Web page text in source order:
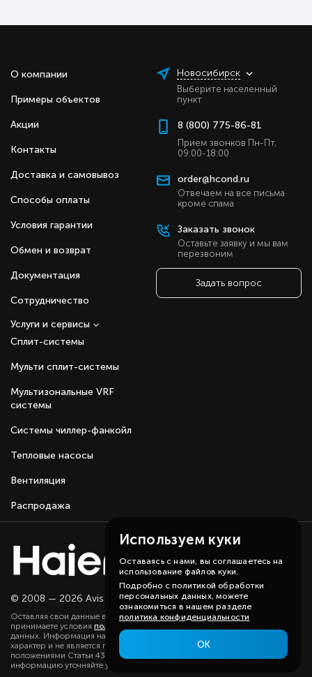
О компании
Примеры объектов
Акции
Контакты
Доставка и самовывоз
Способы оплаты
Условия гарантии
Обмен и возврат
Документация
Сотрудничество
Сплит-системы
Мульти сплит-системы
Мультизональные VRF
системы
Системы чиллер-фанкойл
Тепловые насосы
Вентиляция
Распродажа
Услуги и сервисы
Новосибирск
Выберите населенный
пункт
8 (800) 775-86-81
Прием звонков Пн-Пт,
09:00-18:00
order@hcond.ru
Отвечаем на все письма
кроме спама
Заказать звонок
Оставьте заявку и мы вам
перезвоним
Задать вопрос
© 2008 — 2026 Avis group.Карта сайта
Оставляя свои данные в любой форме на сайте, вы даете согласие и
принимаете условия политики
данных. Информация на данном сайте носит ознакомительный
характер и не является публичной офертой, определяемой
положениями Статьи 437(2) ГК РФ. Существенную для вас
информацию уточняйте у наших менеджеров.
Используем куки
Оставаясь с нами, вы соглашаетесь на
использование файлов куки.
Подробно с политикой обработки
персональных данных, можете
ознакомиться в нашем разделе
политика конфиденциальности
ОК